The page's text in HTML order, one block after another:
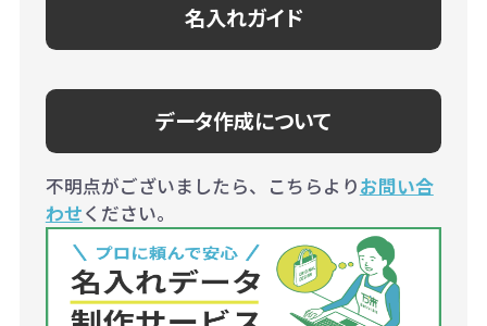
名入れガイド
データ作成について
不明点がございましたら、こちらよりお問い合
わせください。